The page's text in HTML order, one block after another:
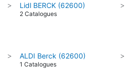
> Lidl BERCK (62600)
2 Catalogues
>
> ALDI Berck (62600)
1 Catalogues
>